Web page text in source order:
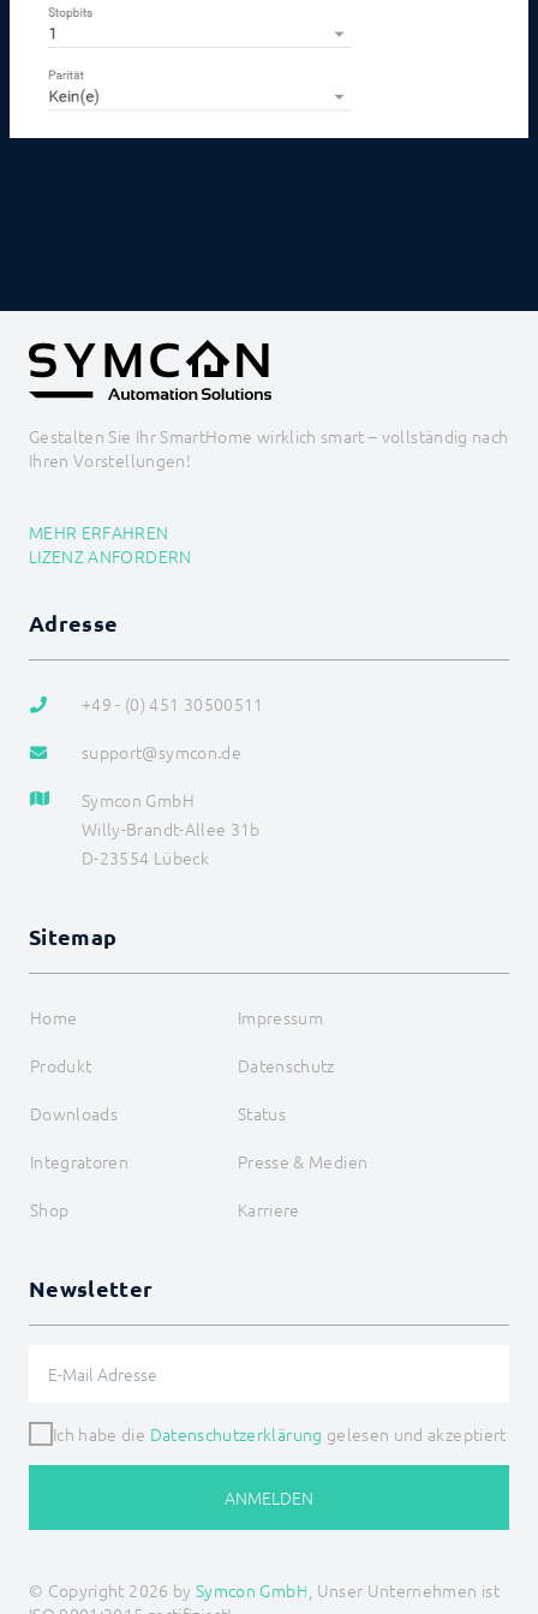
Gestalten Sie Ihr SmartHome wirklich smart – vollständig nach
Ihren Vorstellungen!
MEHR ERFAHREN
LIZENZ ANFORDERN
Adresse
+49 - (0) 451 30500511
support@symcon.de
Symcon GmbH
Willy-Brandt-Allee 31b
D-23554 Lübeck
Sitemap
Home
Impressum
Produkt
Datenschutz
Downloads
Status
Integratoren
Presse & Medien
Shop
Karriere
Newsletter
Ich habe die Datenschutzerklärung gelesen und akzeptiert
ANMELDEN
© Copyright 2026 by Symcon GmbH, Unser Unternehmen ist